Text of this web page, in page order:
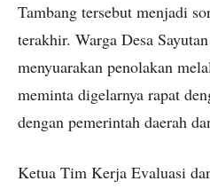
Tambang tersebut menjadi
terakhir. Warga Desa
menyuarakan penolakan
meminta digelarnya rapat
dengan pemerintah daerah
Ketua Tim Kerja Evaluasi